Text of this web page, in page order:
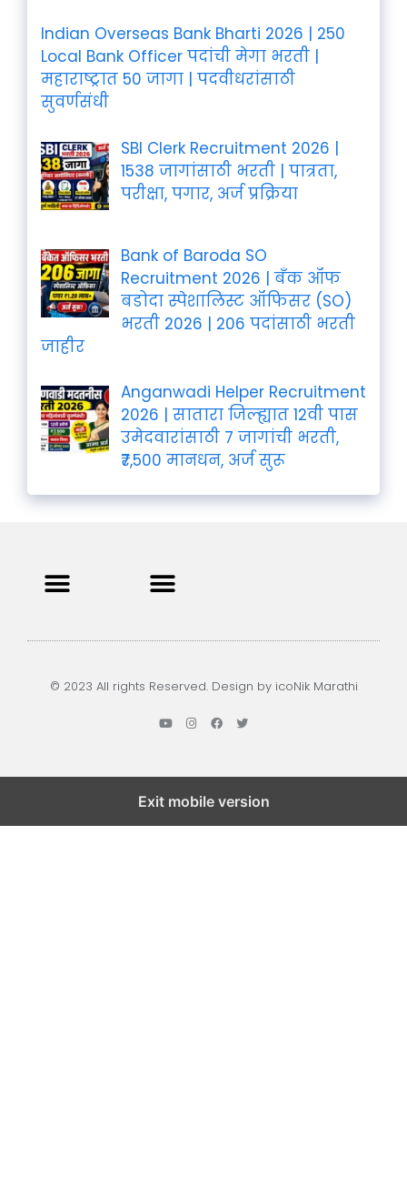
Indian Overseas Bank Bharti 2026 | 250
Local Bank Officer पदांची मेगा भरती |
महाराष्ट्रात 50 जागा | पदवीधरांसाठी
सुवर्णसंधी
SBI Clerk Recruitment 2026 |
1538 जागांसाठी भरती | पात्रता,
परीक्षा, पगार, अर्ज प्रक्रिया
Bank of Baroda SO
Recruitment 2026 | बँक ऑफ
बडोदा स्पेशालिस्ट ऑफिसर (SO)
भरती 2026 | 206 पदांसाठी भरती
जाहीर
Anganwadi Helper Recruitment
2026 | सातारा जिल्ह्यात 12वी पास
उमेदवारांसाठी 7 जागांची भरती,
₹7,500 मानधन, अर्ज सुरू
© 2023 All rights Reserved. Design by icoNik Marathi
Exit mobile version